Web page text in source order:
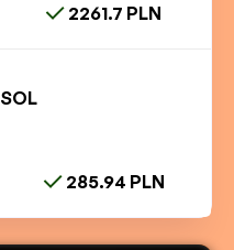
2261.7 PLN
SOL
285.94 PLN